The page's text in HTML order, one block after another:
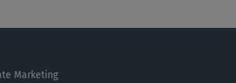
Marketing